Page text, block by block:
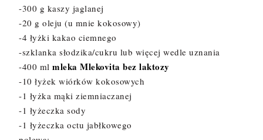
-300 g kaszy jaglanej
-20 g oleju (u mnie kokosowy)
-4 łyżki kakao ciemnego
-szklanka słodzika/cukru lub więcej wedle uznania
-400 mlmleka Mlekovita bez laktozy
-10 łyżek wiórków kokosowych
-1 łyżka mąki ziemniaczanej
-1 łyżeczka sody
-1 łyżeczka octu jabłkowego